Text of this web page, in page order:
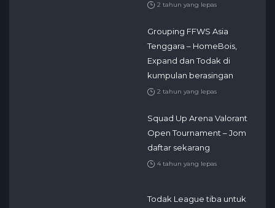
2 tahun yang lepas
Grouping FFWS Asia
Tenggara – HomeBois,
Expand dan Todak di
kumpulan berasingan
2 tahun yang lepas
Squad Up Arena Valorant
Open Tournament – Jom
daftar sekarang
4 tahun yang lepas
Todak League tiba untuk